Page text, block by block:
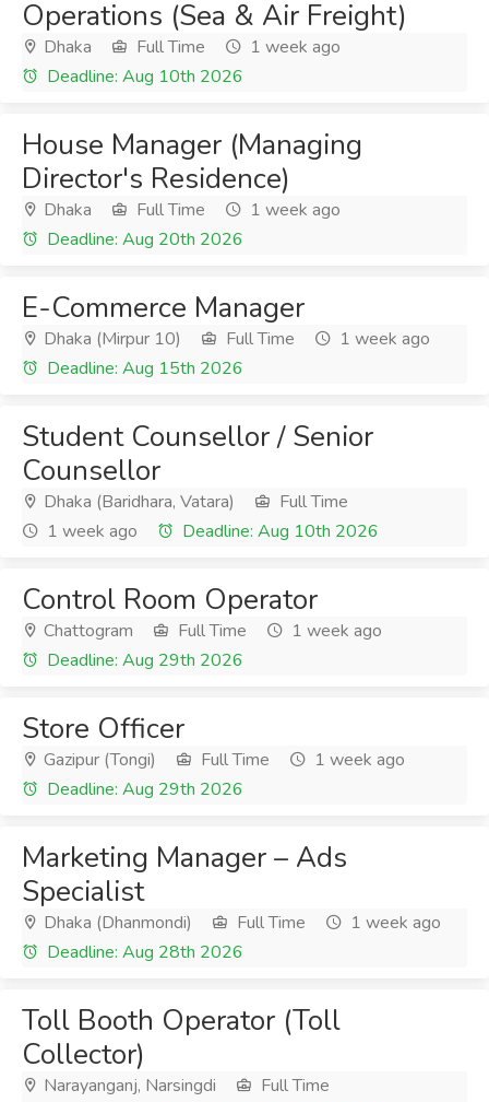
Operations (Sea & Air Freight)
Dhaka Full Time
1 week ago
Deadline: Aug 10th 2026
House Manager (Managing
Director's Residence)
Dhaka Full Time
1 week ago
Deadline: Aug 20th 2026
E-Commerce Manager
Dhaka (Mirpur 10) Full Time
1 week ago
Deadline: Aug 15th 2026
Student Counsellor / Senior
Counsellor
Dhaka (Baridhara, Vatara)
Full Time
1 week ago
Deadline: Aug 10th 2026
Control Room Operator
Chattogram Full Time
1 week ago
Deadline: Aug 29th 2026
Store Officer
Gazipur (Tongi) Full Time
1 week ago
Deadline: Aug 29th 2026
Marketing Manager – Ads
Specialist
Dhaka (Dhanmondi) Full Time
1 week ago
Deadline: Aug 28th 2026
Toll Booth Operator (Toll
Collector)
Narayanganj, Narsingdi
Full Time